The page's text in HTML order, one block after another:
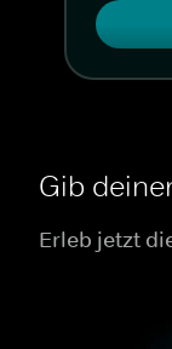
Gib
Erleb jetzt